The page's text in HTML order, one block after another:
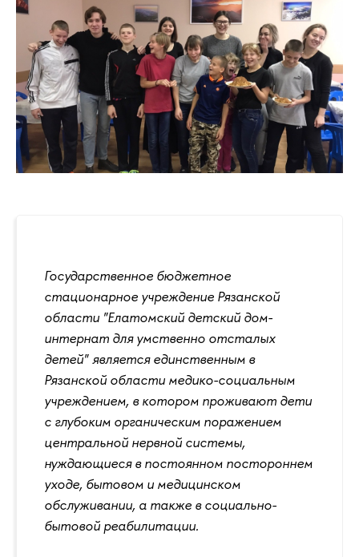
Государственное бюджетное
стационарное учреждение Рязанской
области "Елатомский детский дом-
интернат для умственно отсталых
детей" является единственным в
Рязанской области медико-социальным
учреждением, в котором проживают дети
с глубоким органическим поражением
центральной нервной системы,
нуждающиеся в постоянном постороннем
уходе, бытовом и медицинском
обслуживании, а также в социально-
бытовой реабилитации.